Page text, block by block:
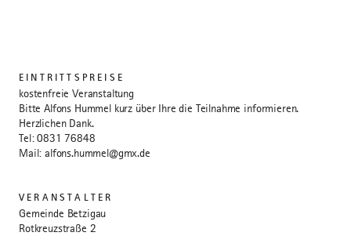
EINTRITTSPREISE
kostenfreie Veranstaltung
Bitte Alfons Hummel kurz über Ihre die Teilnahme informieren.
Herzlichen Dank.
Tel: 0831 76848
Mail: alfons.hummel@gmx.de
VERANSTALTER
Gemeinde Betzigau
Rotkreuzstraße 2